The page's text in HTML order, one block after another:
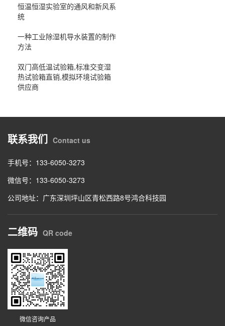
恒温恒湿实验室的通风和新风系
统
一种工业除湿机导水装置的制作
方法
双门高低温试验箱,标准交变湿
热试验箱直销,模拟环境试验箱
供应商
联系我们 Contact us
手机号：133-6050-3273
微信号：133-6050-3273
公司地址：广东深圳坪山区青松西路8号鸿合科技园
二维码 QR code
微信咨询产品